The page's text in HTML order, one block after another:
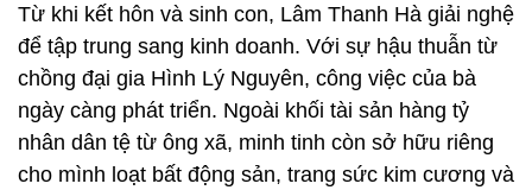
Từ khi kết hôn và sinh con, Lâm Thanh Hà giải nghệ
để tập trung sang kinh doanh. Với sự hậu thuẫn từ
chồng đại gia Hình Lý Nguyên, công việc của bà
ngày càng phát triển. Ngoài khối tài sản hàng tỷ
nhân dân tệ từ ông xã, minh tinh còn sở hữu riêng
cho mình loạt bất động sản, trang sức kim cương và